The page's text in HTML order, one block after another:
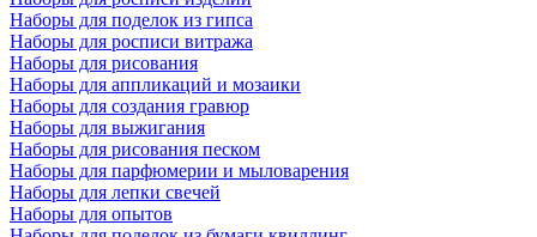
Наборы для поделок из гипса
Наборы для росписи витража
Наборы для рисования
Наборы для аппликаций и мозаики
Наборы для создания гравюр
Наборы для выжигания
Наборы для рисования песком
Наборы для парфюмерии и мыловарения
Наборы для лепки свечей
Наборы для опытов